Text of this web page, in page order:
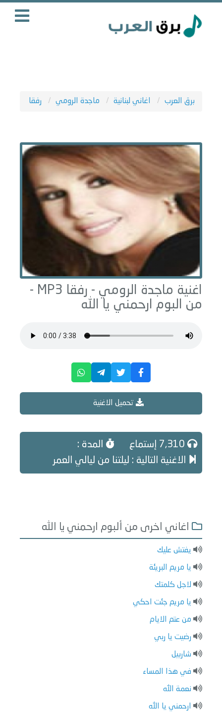
برق العرب اغاني لبنانية ماجدة الرومي رفقا
اغنية ماجدة الرومي - رفقا
MP3 -
من البوم ارحمني يا الله
تحميل الاغنية
المدة :
الاغنية التالية : ليلتنا من ليالي العمر
اغاني اخرى من ألبوم ارحمني يا الله
يفتش عليك
يا مريم البريئة
لاجل كلمتك
يا مريم جئت احكي
من عتم الايام
رضيت يا ربي
شاربيل
في هذا المساء
نعمة الله
ارحمني يا الله